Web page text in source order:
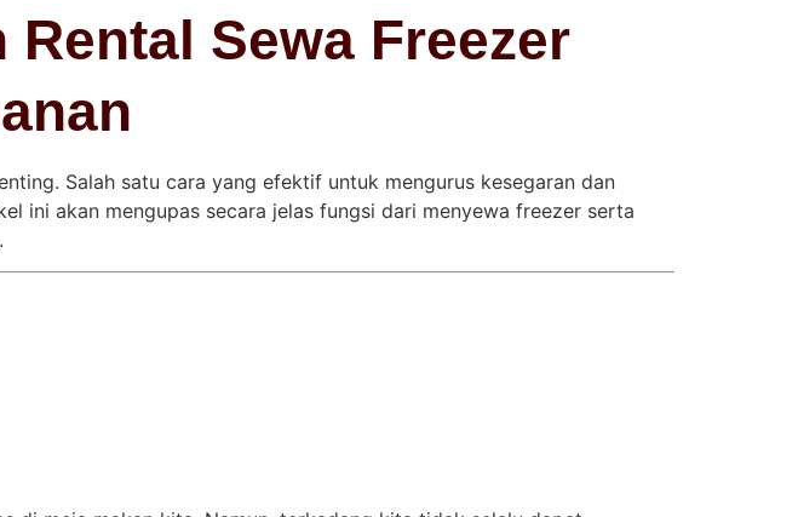
Sewa Freezer
Salah satu cara yang efektif untuk mengurus kesegaran dan
ini akan mengupas secara jelas fungsi dari menyewa freezer serta